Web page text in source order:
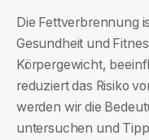
Die Fettverbrennung
Gesundheit und
Körpergewicht,
reduziert das Risiko
werden wir die
untersuchen und